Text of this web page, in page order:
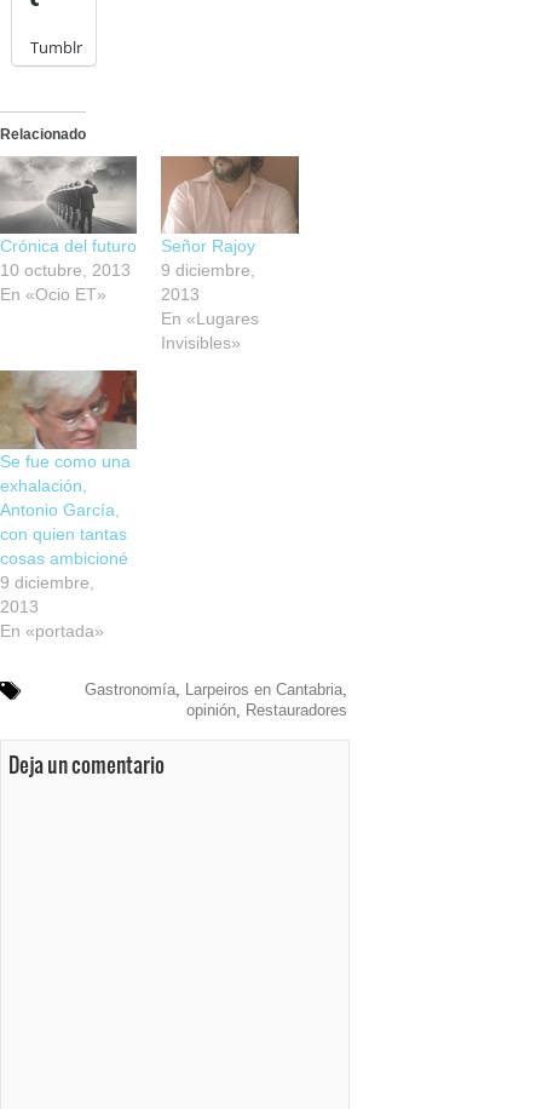
Tumblr
Relacionado
Crónica del futuro
10 octubre, 2013
En «Ocio ET»
Señor Rajoy
9 diciembre,
2013
En «Lugares
Invisibles»
Se fue como una
exhalación,
Antonio García,
con quien tantas
cosas ambicioné
9 diciembre,
2013
En «portada»
Gastronomía, Larpeiros en Cantabria,
opinión, Restauradores
Deja un comentario